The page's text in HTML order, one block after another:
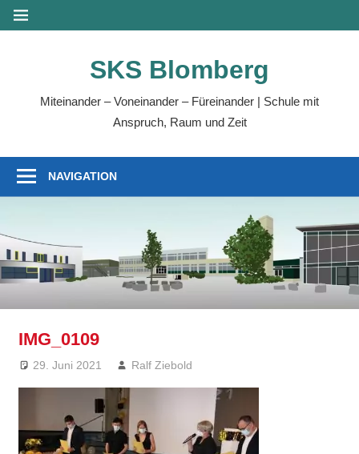
Zum
Inhalt
MENÜ
SKS Blomberg
Miteinander – Voneinander – Füreinander | Schule mit
Anspruch, Raum und Zeit
NAVIGATION
IMG_0109
29. Juni 2021 Ralf Ziebold